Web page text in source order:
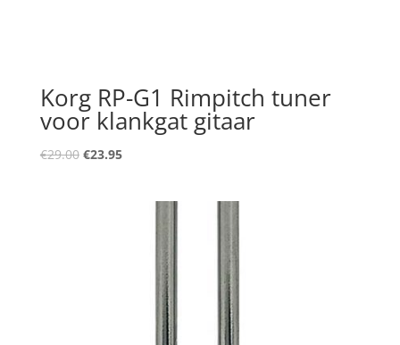
Korg RP-G1 Rimpitch tuner
voor klankgat gitaar
€29.00 Oorspronkelijke
€23.95Huidige